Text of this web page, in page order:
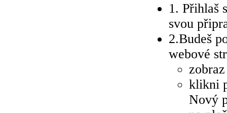
1. Přihlaš
svou
2.Budeš
webové
klikni
Nový